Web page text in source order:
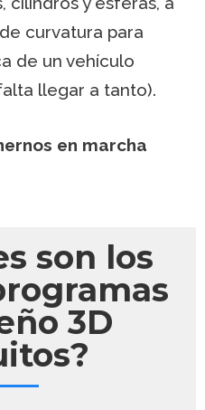
curvatura para
de un vehículo
llegar a tanto).
en marcha
son los
3D